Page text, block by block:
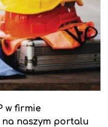
w firmie
na naszym portalu